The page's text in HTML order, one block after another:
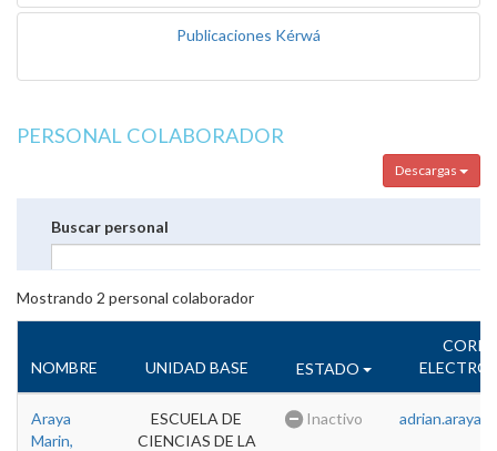
Publicaciones Kérwá
PERSONAL COLABORADOR
Descargas
Buscar personal
Mostrando 2 personal colaborador
NOMBRE UNIDAD BASE ESTADO
Araya
Marin,
ESCUELA DE
CIENCIAS DE LA
Inactivo